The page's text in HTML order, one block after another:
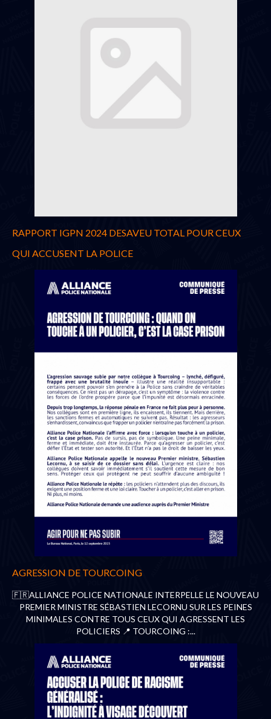
RAPPORT IGPN 2024 DESAVEU TOTAL POUR CEUX
QUI ACCUSENT LA POLICE
AGRESSION DE TOURCOING
🇫🇷ALLIANCE POLICE NATIONALE INTERPELLE LE NOUVEAU
PREMIER MINISTRE SÉBASTIEN LECORNU SUR LES PEINES
MINIMALES CONTRE TOUS CEUX QUI AGRESSENT LES
POLICIERS 📍 TOURCOING :...